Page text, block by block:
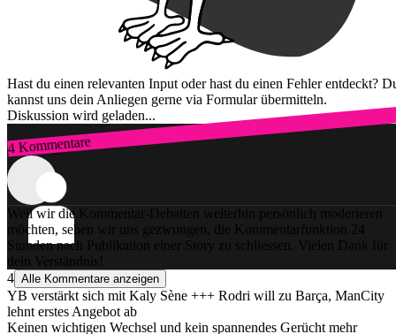
Hast du einen relevanten Input oder hast du einen Fehler entdeckt?
kannst uns dein Anliegen gerne via Formular übermitteln.
Diskussion wird geladen...
4 Kommentare
Zum Login
Weil wir die Kommentar-Debatten weiterhin persönlich moderieren
möchten, sehen wir uns gezwungen, die Kommentarfunktion 24
Stunden nach Publikation einer Story zu schliessen. Vielen Dank für
dein Verständnis!
4 Alle Kommentare anzeigen
YB verstärkt sich mit Kaly Sène +++ Rodri will zu Barça, ManCity
lehnt erstes Angebot ab
Keinen wichtigen Wechsel und kein spannendes Gerücht mehr